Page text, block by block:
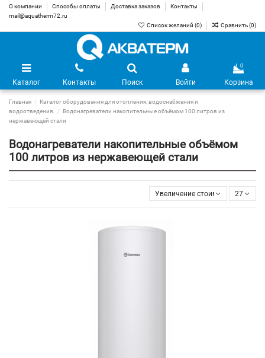
О компании Способы оплаты Доставка заказов
Контакты
mail@aquatherm72.ru
Список желаний (0) Сравнить (0)
Каталог Контакты Поиск Войти
0
Корзина
Главная
Каталог оборудования для отопления, водоснабжения и
водоотведения.
Водонагреватели накопительные объёмом 100 литров из
нержавеющей стали
Водонагреватели накопительные объёмом
100 литров из нержавеющей стали
Увеличение стоимости 27